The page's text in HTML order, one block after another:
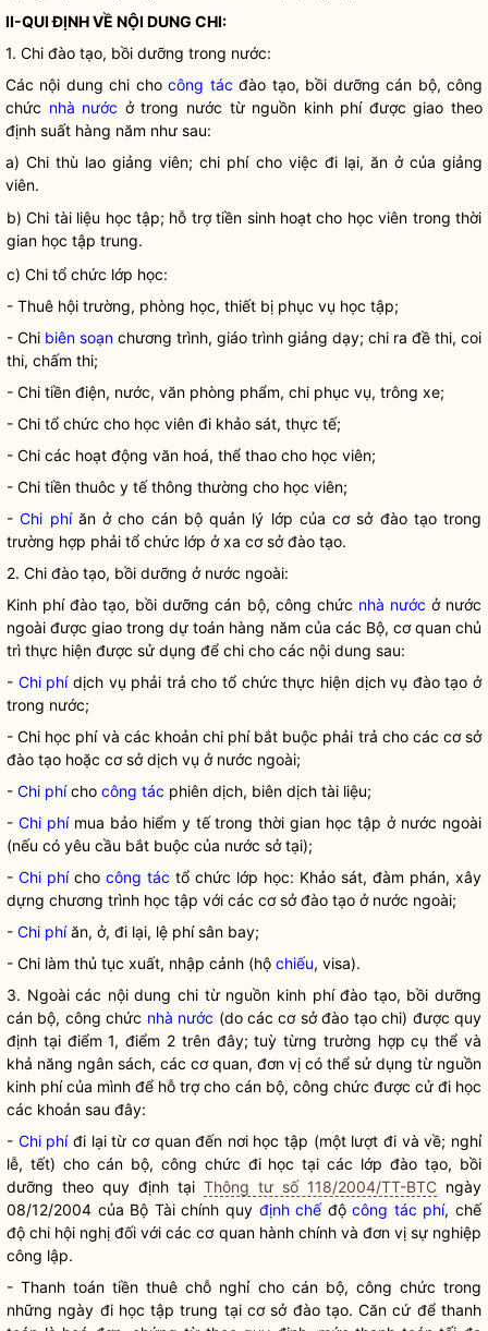
II-QUI ĐỊNH VỀ NỘI DUNG CHI:
1. Chi đào tạo, bồi dưỡng trong nước:
Các nội dung chi chocông tác đào tạo, bồi dưỡng cán bộ, công
chức nhà nước ở trong nước từ nguồn kinh phí được giao theo
định suất hàng năm như sau:
a) Chi thù lao giảng viên;chi phícho việc đi lại, ăn ở của giảng
viên.
b) Chi tài liệu học tập; hỗ trợ tiền sinh hoạt cho học viên trong thời
gian học tập trung.
c) Chi tổ chức lớp học:
- Thuê hội trường, phòng học, thiết bị phục vụ học tập;
- Chi biên soạn chương trình, giáo trình giảng dạy; chi ra đề thi, coi
thi, chấm thi;
- Chi tiền điện, nước, văn phòng phẩm, chi phục vụ, trông xe;
- Chi tổ chức cho học viên đi khảo sát, thực tế;
- Chi các hoạt động văn hoá, thể thao cho học viên;
- Chi tiền thuôc y tế thông thường cho học viên;
-Chi phíăn ở cho cán bộ quản lý lớp của cơ sở đào tạo trong
trường hợp phải tổ chức lớp ở xa cơ sở đào tạo.
2. Chi đào tạo, bồi dưỡng ở nước ngoài:
Kinh phí đào tạo, bồi dưỡng cán bộ, công chức nhà nước ở nước
ngoài được giao trong dự toán hàng năm của các Bộ, cơ quan chủ
trì thực hiện được sử dụng để chi cho các nội dung sau:
- Chi phídịch vụ phải trả cho tổ chức thực hiện dịch vụ đào tạo ở
trong nước;
- Chi học phí và các khoản chi phí bắt buộc phải trả cho các cơ sở
đào tạo hoặc cơ sở dịch vụ ở nước ngoài;
- Chi phícho công tác phiên dịch, biên dịch tài liệu;
- Chi phímua bảo hiểm y tế trong thời gian học tập ở nước ngoài
(nếu có yêu cầu bắt buộc của nước sở tại);
- Chi phícho công tác tổ chức lớp học: Khảo sát, đàm phán, xây
dựng chương trình học tập với các cơ sở đào tạo ở nước ngoài;
- Chi phíăn, ở, đi lại, lệ phí sân bay;
- Chi làm thủ tục xuất, nhập cảnh (hộ chiếu, visa).
3. Ngoài các nội dung chi từ nguồn kinh phí đào tạo, bồi dưỡng
cán bộ, công chức nhà nước (do các cơ sở đào tạo chi) được quy
định tại điểm 1, điểm 2 trên đây; tuỳ từng trường hợp cụ thể và
khả năng ngân sách, các cơ quan, đơn vị có thể sử dụng từ nguồn
kinh phí của mình để hỗ trợ cho cán bộ, công chức được cử đi học
các khoản sau đây:
- Chi phíđi lại từ cơ quan đến nơi học tập (một lượt đi và về; nghỉ
lễ, tết) cho cán bộ, công chức đi học tại các lớp đào tạo, bồi
dưỡng theo quy định tại Thông tư số 118/2004/TT-BTC ngày
08/12/2004 của Bộ Tài chính quy định chếđộcông tác phí, chế
độ chi hội nghị đối với các cơ quan hành chính và đơn vị sự nghiệp
công lập.
- Thanh toán tiền thuê chỗ nghỉ cho cán bộ, công chức trong
những ngày đi học tập trung tại cơ sở đào tạo. Căn cứ để thanh